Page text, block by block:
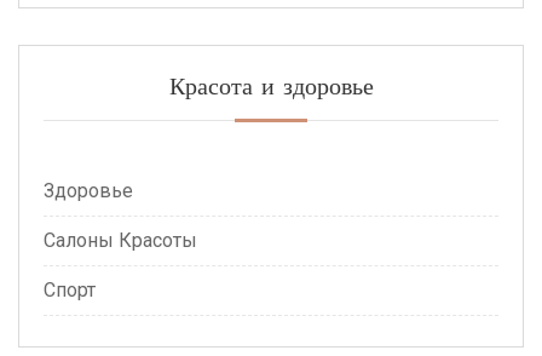
Красота и здоровье
Здоровье
Салоны Красоты
Спорт